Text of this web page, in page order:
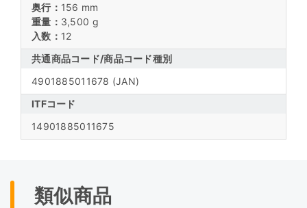
奥行： 156 mm
重量： 3,500 g
入数： 12
共通商品コード/商品コード種別
4901885011678 (JAN)
ITFコード
14901885011675
類似商品